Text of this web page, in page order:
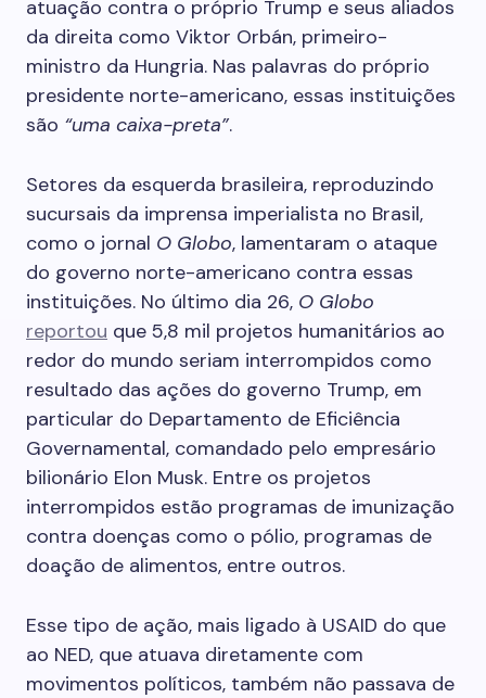
atuação contra o próprio Trump e seus aliados
da direita como Viktor Orbán, primeiro-
ministro da Hungria. Nas palavras do próprio
presidente norte-americano, essas instituições
são “uma caixa-preta”.
Setores da esquerda brasileira, reproduzindo
sucursais da imprensa imperialista no Brasil,
como o jornal O Globo, lamentaram o ataque
do governo norte-americano contra essas
instituições. No último dia 26, O Globo
reportou que 5,8 mil projetos humanitários ao
redor do mundo seriam interrompidos como
resultado das ações do governo Trump, em
particular do Departamento de Eficiência
Governamental, comandado pelo empresário
bilionário Elon Musk. Entre os projetos
interrompidos estão programas de imunização
contra doenças como o pólio, programas de
doação de alimentos, entre outros.
Esse tipo de ação, mais ligado à USAID do que
ao NED, que atuava diretamente com
movimentos políticos, também não passava de